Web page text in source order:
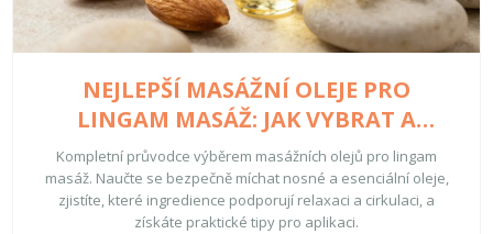
NEJLEPŠÍ MASÁŽNÍ OLEJE PRO
LINGAM MASÁŽ: JAK VYBRAT A
BEZPEČNĚ POUŽÍVAT
Kompletní průvodce výběrem masážních olejů pro lingam
masáž. Naučte se bezpečně míchat nosné a esenciální oleje,
zjistíte, které ingredience podporují relaxaci a cirkulaci, a
získáte praktické tipy pro aplikaci.